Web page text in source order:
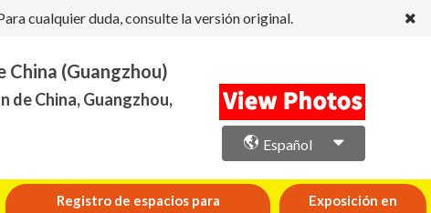
cualquier duda, consulte la versión original.
China (Guangzhou)
de China, Guangzhou,
Español
Registro de espacios para
Exposición en